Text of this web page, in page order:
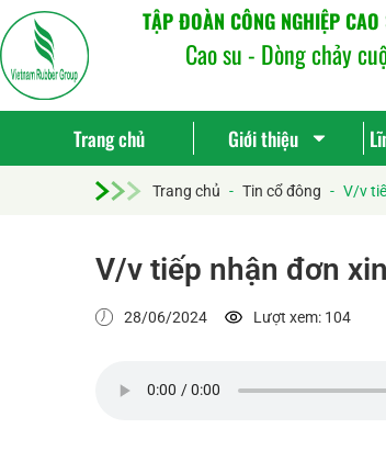
TẬP ĐOÀN CÔNG NGHIỆP
Cao su - Dòng chảy
Trang chủ Giới thiệu
Trang chủ - Tin cổ đông - V/v
V/v tiếp nhận đơn
28/06/2024 Lượt xem: 104